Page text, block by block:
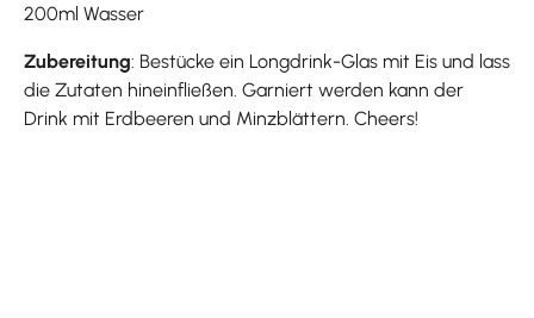
200ml Wasser
Zubereitung: Bestücke ein Longdrink-Glas mit Eis und lass
die Zutaten hineinfließen. Garniert werden kann der
Drink mit Erdbeeren und Minzblättern. Cheers!